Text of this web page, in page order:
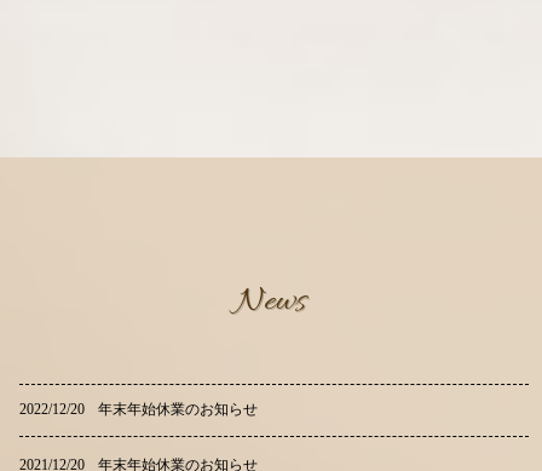
News